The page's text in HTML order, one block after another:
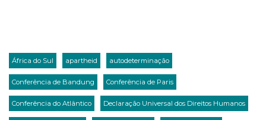
África do Sul apartheid autodeterminação
Conferência de Bandung Conferência de Paris
Conferência do Atlântico Declaração Universal dos Direitos Humanos